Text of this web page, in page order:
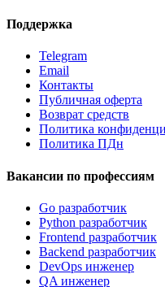
Поддержка
Telegram
Email
Контакты
Публичная оферта
Возврат средств
Политика
Политика ПДн
Вакансии по профессиям
Go разработчик
Python разработчик
Frontend разработчик
Backend разработчик
DevOps инженер
QA инженер